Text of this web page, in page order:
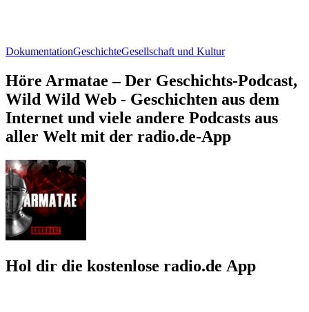
DokumentationGeschichteGesellschaft und Kultur
Höre Armatae – Der Geschichts-Podcast,
Wild Wild Web - Geschichten aus dem
Internet und viele andere Podcasts aus
aller Welt mit der radio.de-App
Hol dir die kostenlose radio.de App